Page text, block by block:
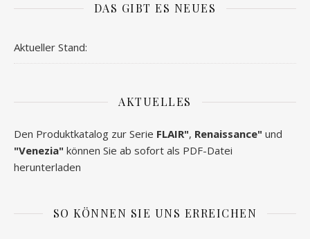
DAS GIBT ES NEUES
Aktueller Stand:
AKTUELLES
Den Produktkatalog zur Serie FLAIR", Renaissance" und
"Venezia" können Sie ab sofort als PDF-Datei
herunterladen
SO KÖNNEN SIE UNS ERREICHEN